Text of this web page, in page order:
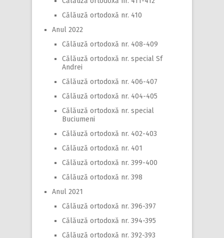
Călăuză ortodoxă nr. 410
Anul 2022
Călăuză ortodoxă nr. 408-409
Călăuză ortodoxă nr. special Sf
Andrei
Călăuză ortodoxă nr. 406-407
Călăuză ortodoxă nr. 404-405
Călăuză ortodoxă nr. special
Buciumeni
Călăuză ortodoxă nr. 402-403
Călăuză ortodoxă nr. 401
Călăuză ortodoxă nr. 399-400
Călăuză ortodoxă nr. 398
Anul 2021
Călăuză ortodoxă nr. 396-397
Călăuză ortodoxă nr. 394-395
Călăuză ortodoxă nr. 392-393